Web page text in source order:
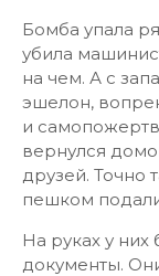
Бомба упала
убила
на чем. А с
эшелон,
и
вернулся
друзей. Точно
пешком
На руках у
документы.